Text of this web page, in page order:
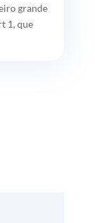
grande
1, que